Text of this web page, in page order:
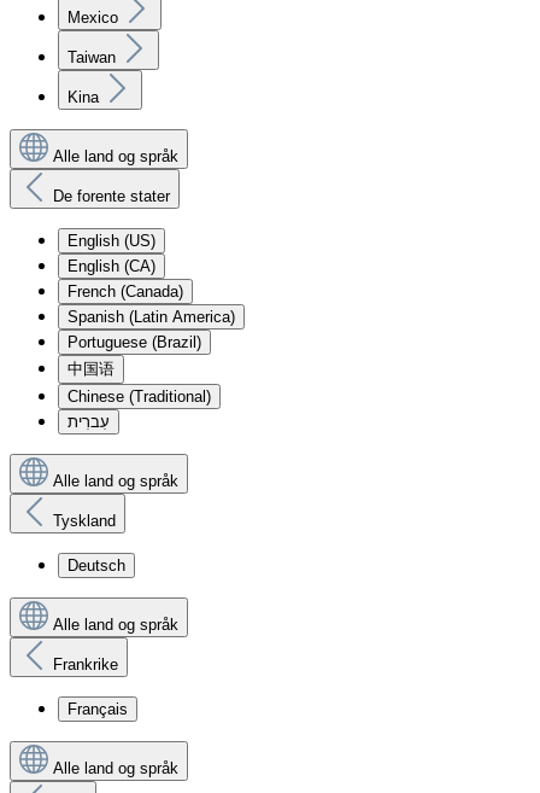
Mexico
Taiwan
Kina
Alle land og språk
De forente stater
English (US)
English (CA)
French (Canada)
Spanish (Latin America)
Portuguese (Brazil)
中国语
Chinese (Traditional)
עִברִית
Alle land og språk
Tyskland
Deutsch
Alle land og språk
Frankrike
Français
Alle land og språk